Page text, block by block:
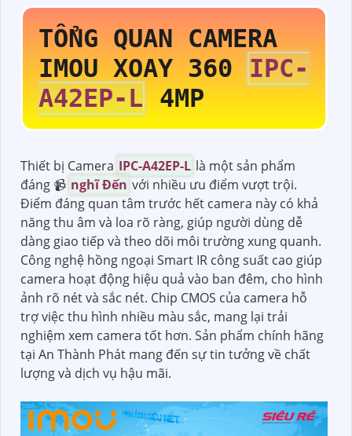
TỔNG QUAN CAMERA
IMOU XOAY 360
IPC-
A42EP-L 4MP
Thiết bị Camera IPC-A42EP-L là một sản phẩm
đáng 📹 nghĩ Đến với nhiều ưu điểm vượt trội.
Điểm đáng quan tâm trước hết camera này có khả
năng thu âm và loa rõ ràng, giúp người dùng dễ
dàng giao tiếp và theo dõi môi trường xung quanh.
Công nghệ hồng ngoại Smart IR công suất cao giúp
camera hoạt động hiệu quả vào ban đêm, cho hình
ảnh rõ nét và sắc nét. Chip CMOS của camera hỗ
trợ việc thu hình nhiều màu sắc, mang lại trải
nghiệm xem camera tốt hơn. Sản phẩm chính hãng
tại An Thành Phát mang đến sự tin tưởng về chất
lượng và dịch vụ hậu mãi.